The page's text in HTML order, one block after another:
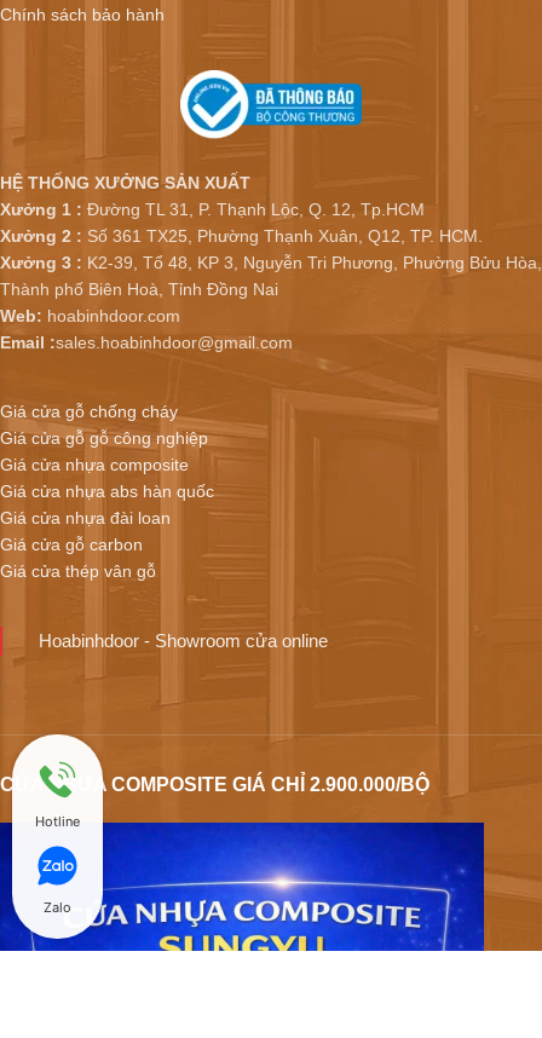
Chính sách bảo hành
HỆ THỐNG XƯỞNG SẢN XUẤT
Xưởng 1 : Đường TL 31, P. Thạnh Lộc, Q. 12, Tp.HCM
Xưởng 2 : Số 361 TX25, Phường Thạnh Xuân, Q12, TP. HCM.
Xưởng 3 : K2-39, Tổ 48, KP 3, Nguyễn Tri Phương, Phường Bửu Hòa,
Thành phố Biên Hoà, Tỉnh Đồng Nai
Web: hoabinhdoor.com
Email :sales.hoabinhdoor@gmail.com
Giá cửa gỗ chống cháy
Giá cửa gỗ gỗ công nghiệp
Giá cửa nhựa composite
Giá cửa nhựa abs hàn quốc
Giá cửa nhựa đài loan
Giá cửa gỗ carbon
Giá cửa thép vân gỗ
Hoabinhdoor - Showroom cửa online
CỬA NHỰA COMPOSITE GIÁ CHỈ 2.900.000/BỘ
Hotline
Zalo